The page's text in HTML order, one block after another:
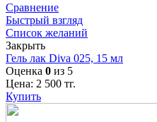
Сравнение
Быстрый взгляд
Список желаний
Закрыть
Гель лак Diva 025, 15 мл
Оценка 0 из 5
Цена: 2 500 тг.
Купить